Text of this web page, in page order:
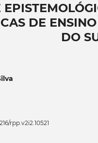
DE
DO
rpp.v2i2.10521